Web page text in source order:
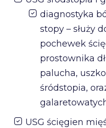
diagnostyka
stopy – służy
pochewek
prostownika
palucha,
śródstopia,
USG ścięgien